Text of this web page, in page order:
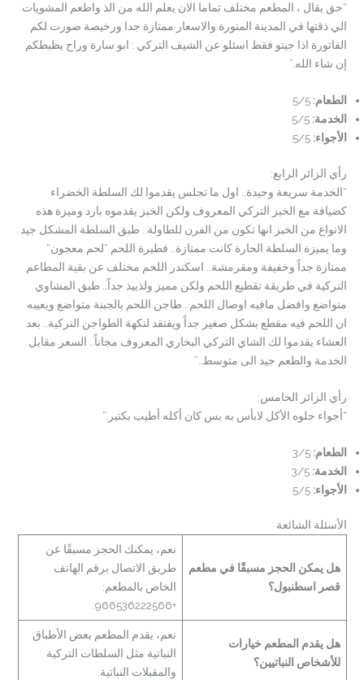
“حق يقال ، المطعم مختلف تماما الان يعلم الله من الذ واطعم المشويات
الي ذقتها في المدينة المنورة والاسعار ممتازة جدا ورخيصة صورت لكم
الفاتورة اذا جيتو فقط اسئلو عن الشيف التركي : ابو سارة وراح يظبطكم
إن شاء الله.”
الطعام:
5/5
الخدمة:
5/5
الأجواء:
5/5
رأي الزائر الرابع:
“الخدمة سريعة وجيدة.. اول ما تجلس يقدموا لك السلطة الخضراء
كضيافة مع الخبز التركي المعروف ولكن الخبز يقدموه بارد وميزة هذه
الانواع من الخبز انها تكون من الفرن للطاولة.. طبق السلطة المشكل جيد
وما يميزة السلطة الحارة كانت ممتازة.. فطيرة اللحم “لحم معجون”
ممتازة جداً وخفيفة ومقرمشة.. اسكندر اللحم مختلف عن بقية المطاعم
التركية في طريقة تقطيع اللحم ولكن مميز ولذييذ جداً.. طبق المشاوي
متواضع وافضل مافيه اوصال اللحم.. طاجن اللحم بالجبنة متواضع ويعيبه
ان اللحم فيه مقطع بشكل صغير جداً ويفتقد لنكهة الطواجن التركية.. بعد
العشاء يقدموا لك الشاي التركي البخاري المعروف مجاناً.. السعر مقابل
الخدمة والطعم جيد الى متوسط..”
رأي الزائر الخامس:
“أجواء حلوه الأكل لابأس به بس كان أكله أطيب بكتير.”
الطعام:
3/5
الخدمة:
3/5
الأجواء: 5/5
الأسئلة الشائعة
هل يمكن الحجز مسبقًا في مطعم
قصر اسطنبول؟
نعم، يمكنك الحجز مسبقًا عن
طريق الاتصال برقم الهاتف
الخاص بالمطعم:
+966536222566.
هل يقدم المطعم خيارات
للأشخاص النباتيين؟
نعم، يقدم المطعم بعض الأطباق
النباتية مثل السلطات التركية
والمقبلات النباتية.